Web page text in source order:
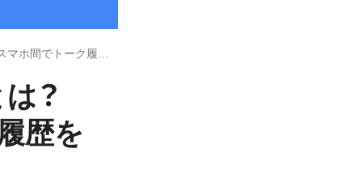
？
歴を